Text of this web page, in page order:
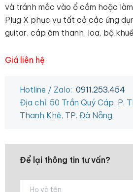
và tránh mắc vào ổ cắm hoặc
Plug X phục vụ tất cả các ứng
guitar, cáp âm thanh, loa, bộ
Giá liên hệ
Hotline / Zalo: 0911.253.454
Địa chỉ: 50 Trần Quý Cáp, P.
Thanh Khê, TP. Đà Nẵng.
Để lại thông tin tư vấn?